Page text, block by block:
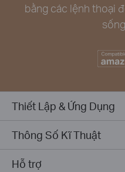
bằng các lệnh thoại
Thiết Lập & Ứng Dụng
Thông Số Kĩ Thuật
Hỗ trợ